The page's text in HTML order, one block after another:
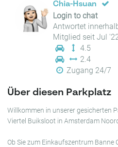
Chia-Hsuan
Login to chat
Antwortet
Mitglied seit Jul
4.5
2.4
Zugang 24/7
Über diesen Parkplatz
Willkommen in unserer gesicherten
Viertel Buiksloot in Amsterdam
Ob Sie zum Einkaufszentrum Banne